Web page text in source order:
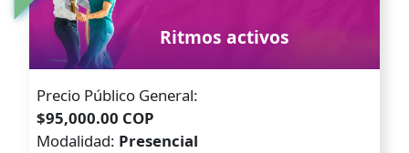
Ritmos activos
Precio Público General:
$95,000.00 COP
Modalidad: Presencial